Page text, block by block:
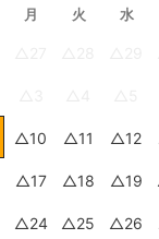
月 火 水
10 11 12
17 18 19
24 25 26